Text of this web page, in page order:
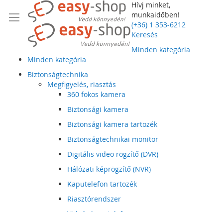
Hívj minket,
munkaidőben!
(+36) 1 353-6212
Keresés
Minden kategória
Minden kategória
Biztonságtechnika
Megfigyelés, riasztás
360 fokos kamera
Biztonsági kamera
Biztonsági kamera tartozék
Biztonságtechnikai monitor
Digitális video rögzítő (DVR)
Hálózati képrögzítő (NVR)
Kaputelefon tartozék
Riasztórendszer